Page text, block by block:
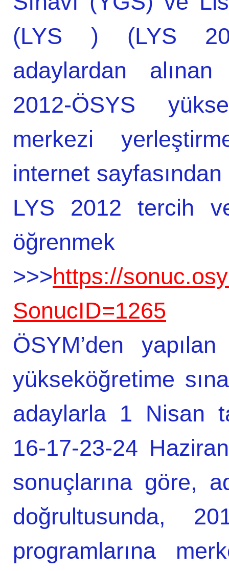
(LYS ) (LYS
adaylardan
2012-ÖSYS
merkezi
internet sayfasından
LYS 2012 tercih
öğrenmek
>>>https://
SonucID=1265
ÖSYM’den
yükseköğretime
adaylarla 1 Nisan
16-17-23-24
sonuçlarına göre,
doğrultusunda,
programlarına